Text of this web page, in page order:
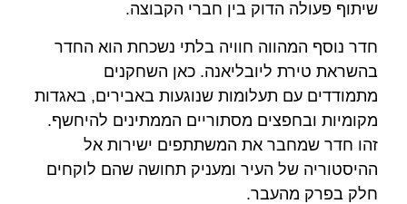
שיתוף פעולה הדוק בין חברי הקבוצה.
חדר נוסף המהווה חוויה בלתי נשכחת הוא החדר
בהשראת טירת ליובליאנה. כאן השחקנים
מתמודדים עם תעלומות שנוגעות באבירים, באגדות
מקומיות ובחפצים מסתוריים הממתינים להיחשף.
זהו חדר שמחבר את המשתתפים ישירות אל
ההיסטוריה של העיר ומעניק תחושה שהם לוקחים
חלק בפרק מהעבר.